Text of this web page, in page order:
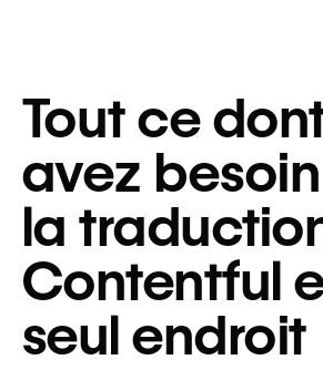
Tout ce
avez
la
Contentful
seul endroit